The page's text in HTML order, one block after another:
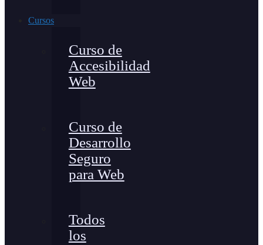
Cursos
Curso de
Accesibilidad
Web
Curso de
Desarrollo
Seguro
para Web
Todos
los